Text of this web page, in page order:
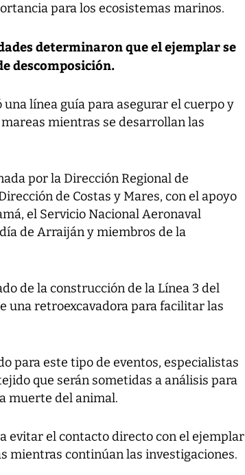
para los ecosistemas marinos.
determinaron que el ejemplar se
descomposición.
línea guía para asegurar el cuerpo y
mientras se desarrollan las
por la Dirección Regional de
de Costas y Mares, con el apoyo
el Servicio Nacional Aeronaval
de Arraiján y miembros de la
de la construcción de la Línea 3 del
una retroexcavadora para facilitar las
para este tipo de eventos, especialistas
que serán sometidas a análisis para
muerte del animal.
evitar el contacto directo con el ejemplar
mientras continúan las investigaciones.